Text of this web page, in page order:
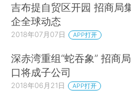
吉布提自贸区开园 招商局
企全球动态
2018年07月07日 APP打开
深赤湾重组“蛇吞象” 招商
口将成子公司
2018年06月21日 APP打开